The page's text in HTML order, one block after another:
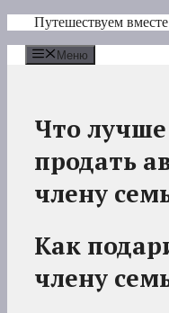
Перейти
содержимому
Путешествуем вместе
Меню
Что
продать
члену
Как
члену